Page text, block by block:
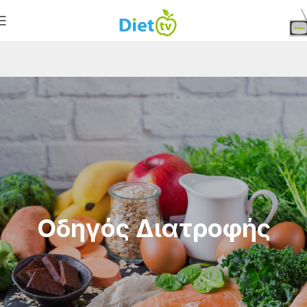
Οδηγός Διατροφής